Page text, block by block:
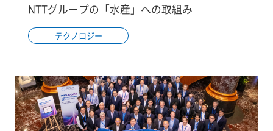
NTTグループの「水産」への取組み
テクノロジー